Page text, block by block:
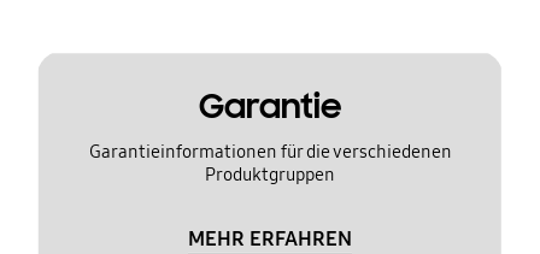
Garantie
Garantieinformationen für die verschiedenen
Produktgruppen
MEHR ERFAHREN